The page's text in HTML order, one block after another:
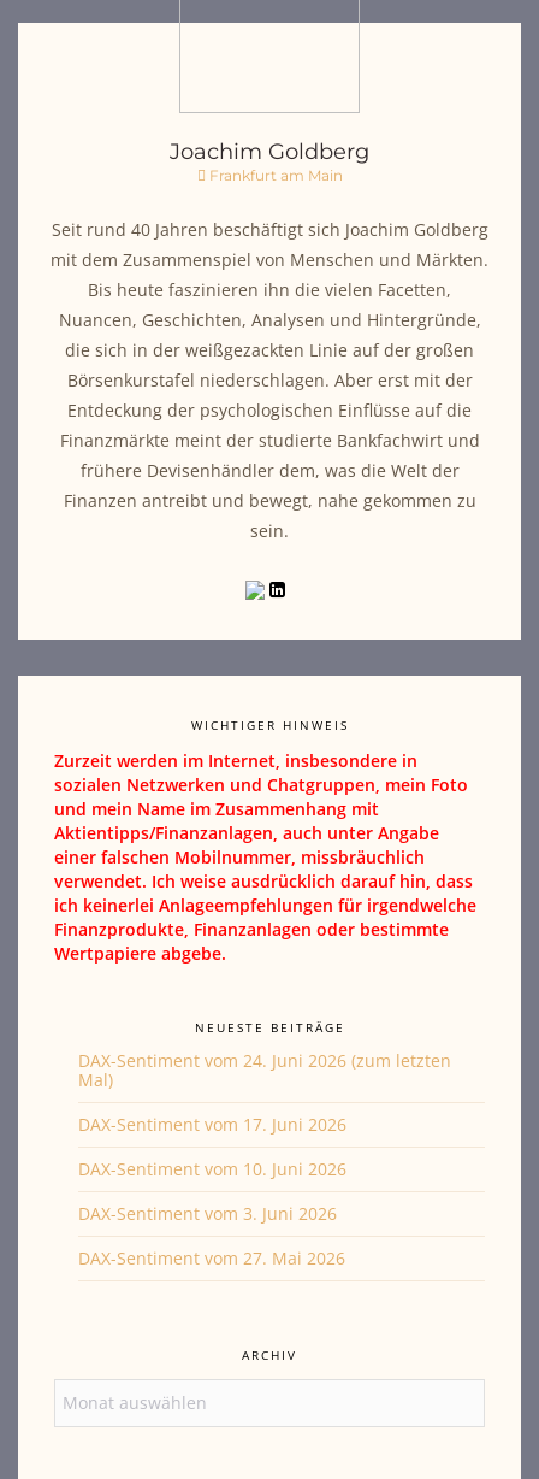
Joachim Goldberg
Frankfurt am Main
Seit rund 40 Jahren beschäftigt sich Joachim Goldberg
mit dem Zusammenspiel von Menschen und Märkten.
Bis heute faszinieren ihn die vielen Facetten,
Nuancen, Geschichten, Analysen und Hintergründe,
die sich in der weißgezackten Linie auf der großen
Börsenkurstafel niederschlagen. Aber erst mit der
Entdeckung der psychologischen Einflüsse auf die
Finanzmärkte meint der studierte Bankfachwirt und
frühere Devisenhändler dem, was die Welt der
Finanzen antreibt und bewegt, nahe gekommen zu
sein.
WICHTIGER HINWEIS
Zurzeit werden im Internet, insbesondere in
sozialen Netzwerken und Chatgruppen, mein Foto
und mein Name im Zusammenhang mit
Aktientipps/Finanzanlagen, auch unter Angabe
einer falschen Mobilnummer, missbräuchlich
verwendet. Ich weise ausdrücklich darauf hin, dass
ich keinerlei Anlageempfehlungen für irgendwelche
Finanzprodukte, Finanzanlagen oder bestimmte
Wertpapiere abgebe.
NEUESTE BEITRÄGE
DAX-Sentiment vom 24. Juni 2026 (zum letzten
Mal)
DAX-Sentiment vom 17. Juni 2026
DAX-Sentiment vom 10. Juni 2026
DAX-Sentiment vom 3. Juni 2026
DAX-Sentiment vom 27. Mai 2026
ARCHIV